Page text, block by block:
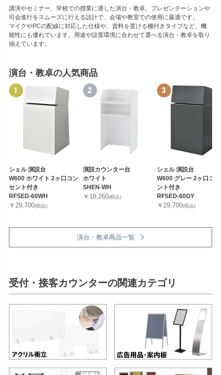
講演やセミナー、学校での授業に適した演台・教卓。プレゼンテーションや
司会進行をスムーズに行える設計で、会場や教室での使用に最適です。
マイクやPCの配線に対応した仕様や、資料を置ける棚付きタイプなど、機
能性にも優れています。用途や設置環境に合わせて選べる演台・教卓を取り
揃えています。
演台・教卓の人気商品
シェル 演説台
W600 ホワイト 2ヶ口コン
セント付き
RFSED-60WH
￥29,700(税込)
演説カウンター台
ホワイト
SHEN-WH
￥18,260(税込)
シェル 演説台
W600 グレー 2ヶ口コ
ント付き
RFSED-60GY
￥29,700(税込)
演台・教卓商品一覧
受付・接客カウンターの関連カテゴリ